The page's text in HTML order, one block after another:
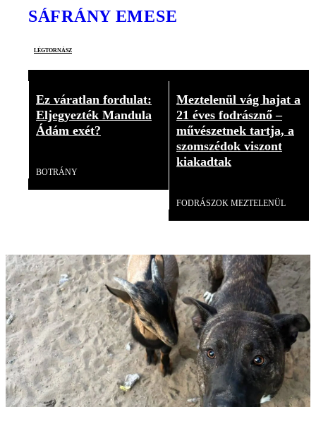
SÁFRÁNY EMESE
légtornász
Ez váratlan fordulat:
Eljegyezték Mandula
Ádám exét?
BOTRÁNY
Meztelenül vág hajat a
21 éves fodrásznő –
művészetnek tartja, a
szomszédok viszont
kiakadtak
FODRÁSZOK MEZTELENÜL